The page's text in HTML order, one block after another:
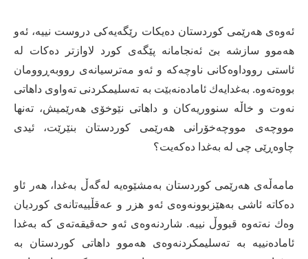
ئه‌وه‌ی هه‌رێمی کوردستان ده‌یكات رێگه‌یه‌كی دروست نییه‌، ئه‌و
هه‌موو سازشه‌ بێ‌ ئه‌نجامانه‌ پێگه‌ی كورد لاوازتر ده‌كات له‌
ئاستی رووداوه‌كانی ناوچه‌كه‌ و ئه‌و مه‌ترسیانه‌ی رووبه‌ڕوومان
بووه‌ته‌وه‌. به‌غدایه‌ك ئاماده‌نه‌بێت به‌ ته‌سلیمكردنی ته‌واوی داهاتی
نه‌وت و خاڵه‌ سنووریه‌كان و داهاتی نێوخۆی هه‌رێمیش، ته‌نها
مووچه‌ی مووچه‌خۆرانی هه‌رێمی کوردستان بنێرێت، ئیدی
چاوه‌ڕێی چی له‌ به‌غدا ده‌كه‌یت؟
مامه‌ڵه‌ی هه‌رێمی کوردستان به‌مشێوه‌یه‌ له‌گه‌ڵ به‌غدا، هه‌ر ئاو
ده‌كاته‌ ئاشی به‌هێزبوونه‌وه‌ی ئه‌و هزر و عه‌قڵییه‌تانه‌ی كوردیان
وه‌ك نه‌ته‌وه‌ قبووڵ نییه‌. شاردنه‌وه‌ی ئه‌و حه‌قیقه‌ته‌ی كه‌ به‌غدا
ئاماده‌نییه‌ به‌ ته‌سلیمكردنه‌وه‌ی هه‌موو داهاتی كوردستان به‌